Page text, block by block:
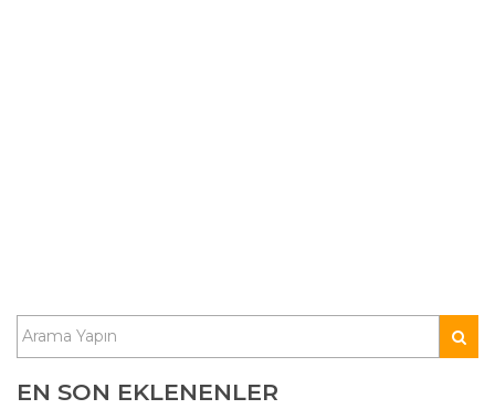
EN SON EKLENENLER